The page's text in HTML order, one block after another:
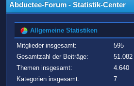
Abductee-Forum - Statistik-Center
Allgemeine Statistiken
Mitglieder insgesamt:
595
Gesamtzahl der Beiträge:
51.082
Themen insgesamt:
4.640
Kategorien insgesamt:
7